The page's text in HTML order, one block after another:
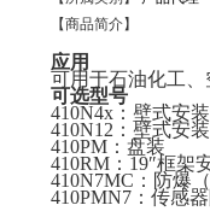
【商品简介】
应用
可用于石油化工、
可选型号
410N4x：壁式安
410N12：壁式安装
410PM：盘装
410RM：19″框架
410N7MC：防爆（
410PMN7：传感